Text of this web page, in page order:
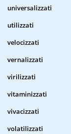
universalizzati
utilizzati
velocizzati
vernalizzati
virilizzati
vitaminizzati
vivacizzati
volatilizzati